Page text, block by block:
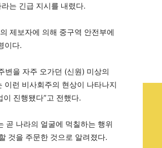
는 긴급 지시를 내렸다.
제보자에 의해 중구역 안전부에
이다.
변을 자주 오가던 (신원) 미상의
런 비사회주의 현상이 나타나지
진행됐다”고 전했다.
곧 나라의 얼굴에 먹칠하는 행위
것을 주문한 것으로 알려졌다.